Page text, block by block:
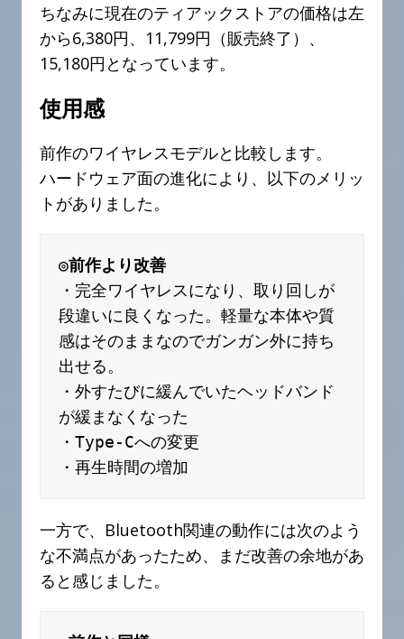
ちなみに現在のティアックストアの価格は左
から6,380円、11,799円（販売終了）、
15,180円となっています。
使用感
前作のワイヤレスモデルと比較します。
ハードウェア面の進化により、以下のメリッ
トがありました。
◎前作より改善
・完全ワイヤレスになり、取り回しが
段違いに良くなった。軽量な本体や質
感はそのままなのでガンガン外に持ち
出せる。
・外すたびに緩んでいたヘッドバンド
が緩まなくなった
・Type-Cへの変更
・再生時間の増加
一方で、Bluetooth関連の動作には次のよう
な不満点があったため、まだ改善の余地があ
ると感じました。